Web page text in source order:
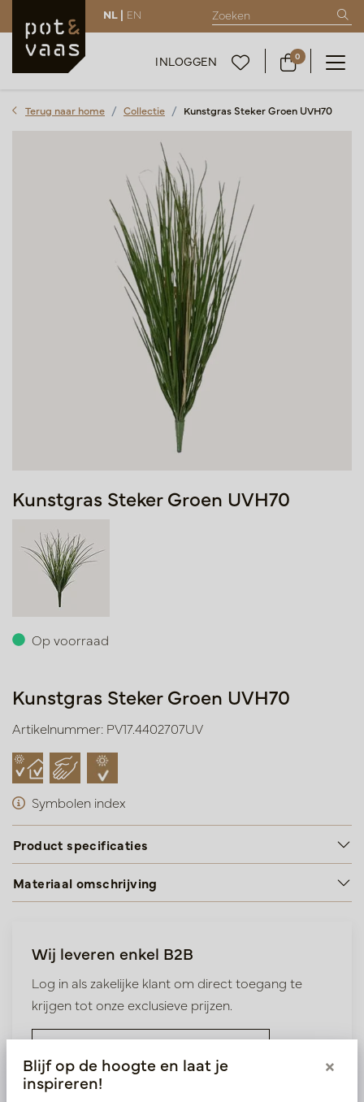
NL | EN
INLOGGEN 0
Terug naar home Collectie Kunstgras Steker Groen UVH70
Kunstgras Steker Groen UVH70
Op voorraad
Kunstgras Steker Groen UVH70
Artikelnummer: PV17.4402707UV
Symbolen index
Product specificaties
Materiaal omschrijving
Wij leveren enkel B2B
Log in als zakelijke klant om direct toegang te
krijgen tot onze exclusieve prijzen.
Blijf op de hoogte en laat je
inspireren!
×